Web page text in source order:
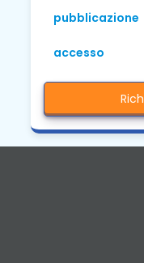
pubblicazione
accesso